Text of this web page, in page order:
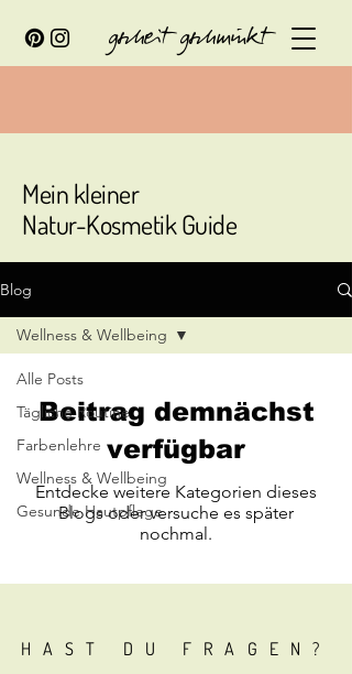
gscheit gschminkt
Mein kleiner
Natur-KosmetikGuide
Blog
Alle Posts
Tägliche Routine
Farbenlehre
Wellness & Wellbeing
Gesunde Hautpflege
Wellness & Wellbeing
Beitrag demnächst
verfügbar
Entdecke weitere Kategorien dieses
Blogs oder versuche es später
nochmal.
HAST DU FRAGEN?